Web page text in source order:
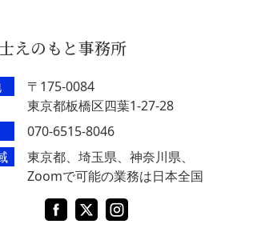
えのもと事務所
〒175-0084
東京都板橋区四葉1-27-28
070-6515-8046
東京都、埼玉県、神奈川県、
Zoomで可能の業務は日本全国
FacebookInstagram